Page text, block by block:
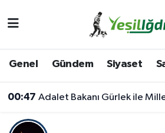
Genel Gündem Siyaset
00:47 Adalet Bakanı Gürlek ile Milletvekili Alagöz,